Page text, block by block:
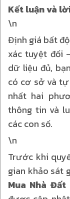
Kết luận và
\n
Định giá bất
xác tuyệt đối
dữ liệu đủ,
có cơ sở và
nhất hai
thông tin và
các con số.
\n
Trước khi
gian khảo sát
Mua Nhà Đất